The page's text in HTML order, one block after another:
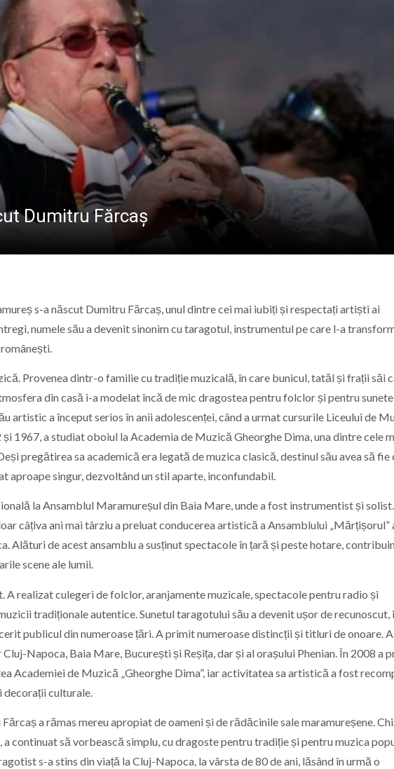
Satului din Baia Mare, vizitat de numeroși turiști din țară și străinătate
1953, a fost inaugurat Stadionul „23 August” din Baia Mare
de eficientizare energetică la Școala Generală din Bușag.
meteo Maramureș, duminică 9 august 2026
PE CÂMPIA TINERETULUI
Dumitru Fărcaș
s-a născut Dumitru Fărcaș, unul dintre cei mai iubiți și respectați artiști ai
numele său a devenit sinonim cu taragotul, instrumentul pe care l-a
Provenea dintr-o familie cu tradiție muzicală, în care bunicul, tatăl și frații săi
din casă i-a modelat încă de mic dragostea pentru folclor și pentru
artistic a început serios în anii adolescenței, când a urmat cursurile Liceului de
1967, a studiat oboiul laAcademia de Muzică Gheorghe Dima, una dintre cele
pregătirea sa academică era legată de muzica clasică, destinul său avea să
aproape singur, dezvoltând un stil aparte, inconfundabil.
laAnsamblul Maramureșuldin Baia Mare, unde a fost instrumentist și solist.
câțiva ani mai târziu a preluat conducerea artistică a Ansamblului „Mărțișorul”
Alături de acest ansamblu a susținut spectacole în țară și peste hotare,
scene ale lumii.
realizat culegeri de folclor, aranjamente muzicale, spectacole pentru radio și
tradiționale autentice. Sunetul taragotului său a devenit ușor de recunoscut,
publicul din numeroase țări. A primit numeroase distincții și titluri de onoare.
Napoca, Baia Mare, București și Reșița, dar și al orașului Phenian. În 2008 a
Academiei de Muzică „Gheorghe Dima”, iar activitatea sa artistică a fost
culturale.
a rămas mereu apropiat de oameni și de rădăcinile sale maramureșene.
continuat să vorbească simplu, cu dragoste pentru tradiție și pentru muzica
s-a stins din viață la Cluj-Napoca, la vârsta de 80 de ani, lăsând în urmă o